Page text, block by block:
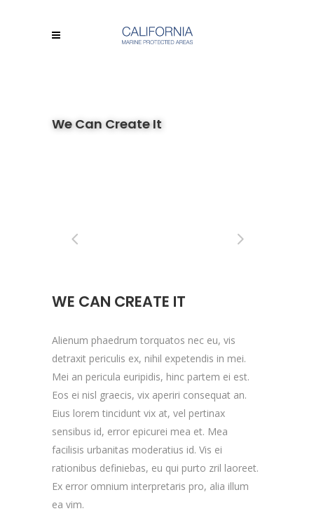
We Can Create It
WE CAN CREATE IT
Alienum phaedrum torquatos nec eu, vis
detraxit periculis ex, nihil expetendis in mei.
Mei an pericula euripidis, hinc partem ei est.
Eos ei nisl graecis, vix aperiri consequat an.
Eius lorem tincidunt vix at, vel pertinax
sensibus id, error epicurei mea et. Mea
facilisis urbanitas moderatius id. Vis ei
rationibus definiebas, eu qui purto zril laoreet.
Ex error omnium interpretaris pro, alia illum
ea vim.